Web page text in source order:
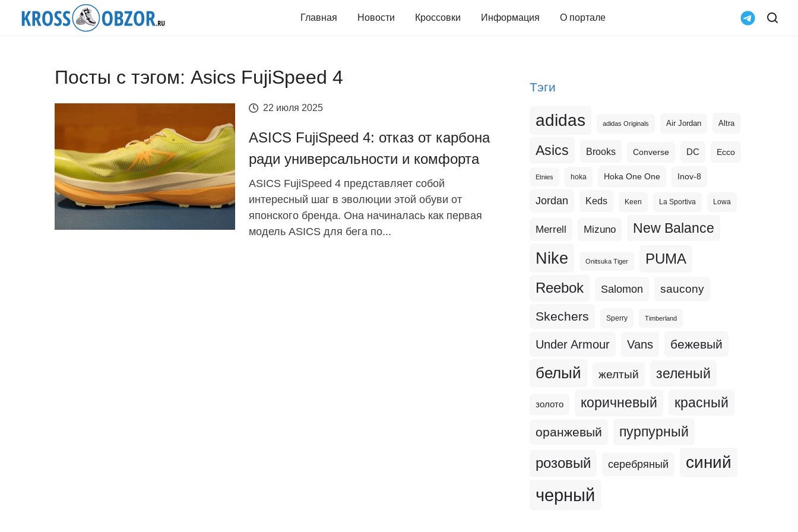
Главная Новости Кроссовки Информация О портале
Посты с тэгом: Asics FujiSpeed 4
22 июля 2025
ASICS FujiSpeed 4: отказ от карбона
ради универсальности и комфорта
ASICS FujiSpeed ​​​​4 представляет собой
интересный шаг в эволюции этой обуви от
японского бренда. Она начиналась как первая
модель ASICS для бега по...
Тэги
adidas adidas Originals Air Jordan Altra
Asics Brooks Converse DC Ecco
Etnies hoka Hoka One One Inov-8
Jordan Keds Keen La Sportiva Lowa
Merrell Mizuno New Balance
Nike Onitsuka Tiger PUMA
Reebok Salomon saucony
Skechers Sperry Timberland
Under Armour Vans бежевый
белый желтый зеленый
золото коричневый красный
оранжевый пурпурный
розовый серебряный синий
черный